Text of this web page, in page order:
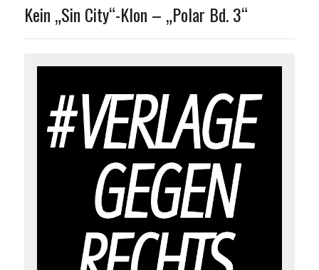
Kein „Sin City“-Klon – „Polar Bd. 3“